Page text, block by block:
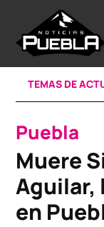
content
TEMAS DE
POSTED
IN
Puebla
Muere
Aguilar,
en